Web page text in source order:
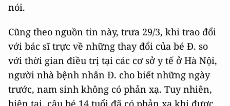
nói.
Cũng theo nguồn tin này, trưa 29/3, khi trao đổi
với bác sĩ trực về những thay đổi của bé Đ. so
với thời gian điều trị tại các cơ sở y tế ở Hà Nội,
người nhà bệnh nhân Đ. cho biết những ngày
trước, nam sinh không có phản xạ. Tuy nhiên,